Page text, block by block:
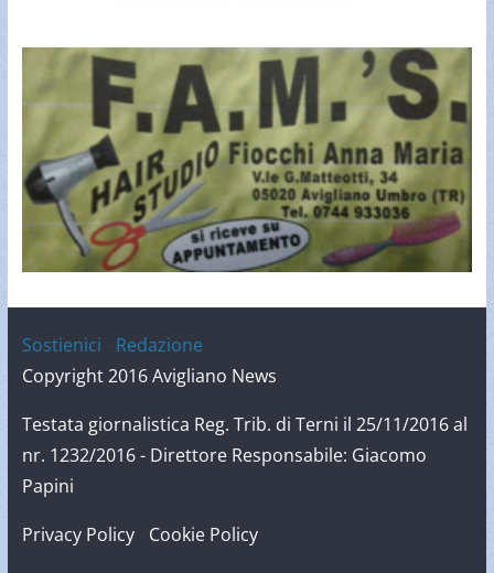
Sostienici
Redazione
Copyright 2016 Avigliano News
Testata giornalistica Reg. Trib. di Terni il 25/11/2016 al
nr. 1232/2016 - Direttore Responsabile: Giacomo
Papini
Privacy Policy- Cookie Policy